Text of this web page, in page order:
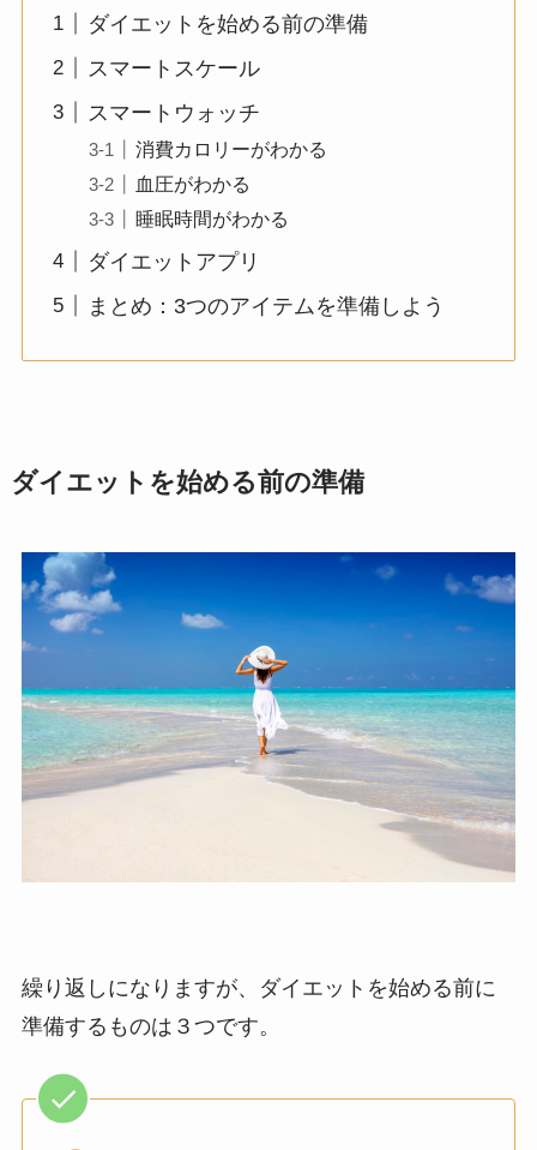
ダイエットを始める前の準備
スマートスケール
スマートウォッチ
消費カロリーがわかる
血圧がわかる
睡眠時間がわかる
ダイエットアプリ
まとめ：3つのアイテムを準備しよう
ダイエットを始める前の準備
繰り返しになりますが、ダイエットを始める前に
準備するものは３つです。